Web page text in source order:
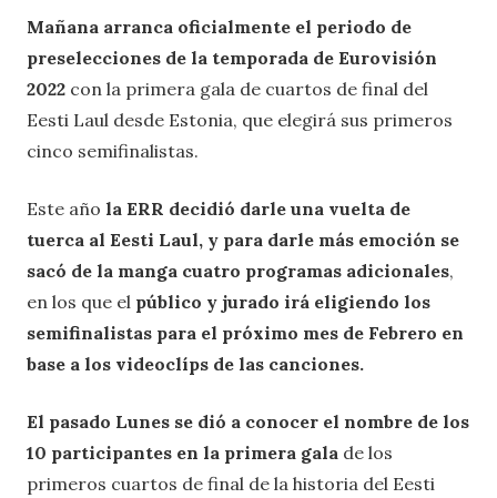
Mañana arranca oficialmente el periodo de
preselecciones de la temporada de Eurovisión
2022 con la primera gala de cuartos de final del
Eesti Laul desde Estonia, que elegirá sus primeros
cinco semifinalistas.
Este año la ERR decidió darle una vuelta de
tuerca al Eesti Laul, y para darle más emoción se
sacó de la manga cuatro programas adicionales,
en los que el público y jurado irá eligiendo los
semifinalistas para el próximo mes de Febrero en
base a los videoclíps de las canciones.
El pasado Lunes se dió a conocer el nombre de los
10 participantes en la primera gala de los
primeros cuartos de final de la historia del Eesti